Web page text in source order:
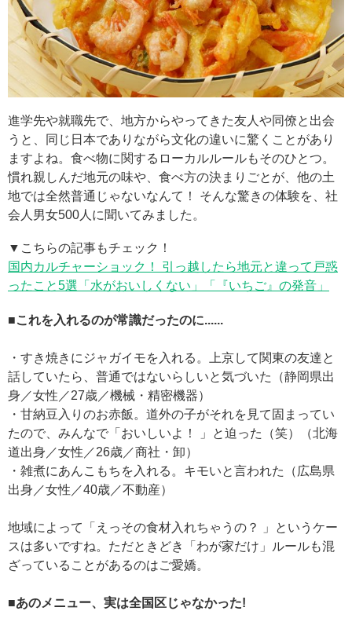
進学先や就職先で、地方からやってきた友人や同僚と出会
うと、同じ日本でありながら文化の違いに驚くことがあり
ますよね。食べ物に関するローカルルールもそのひとつ。
慣れ親しんだ地元の味や、食べ方の決まりごとが、他の土
地では全然普通じゃないなんて！ そんな驚きの体験を、社
会人男女500人に聞いてみました。
▼こちらの記事もチェック！
国内カルチャーショック！ 引っ越したら地元と違って戸惑
ったこと5選「水がおいしくない」「『いちご』の発音」
■これを入れるのが常識だったのに......
・すき焼きにジャガイモを入れる。上京して関東の友達と
話していたら、普通ではないらしいと気づいた（静岡県出
身／女性／27歳／機械・精密機器）
・甘納豆入りのお赤飯。道外の子がそれを見て固まってい
たので、みんなで「おいしいよ！ 」と迫った（笑）（北海
道出身／女性／26歳／商社・卸）
・雑煮にあんこもちを入れる。キモいと言われた（広島県
出身／女性／40歳／不動産）
地域によって「えっその食材入れちゃうの？ 」というケー
スは多いですね。ただときどき「わが家だけ」ルールも混
ざっていることがあるのはご愛嬌。
■あのメニュー、実は全国区じゃなかった!